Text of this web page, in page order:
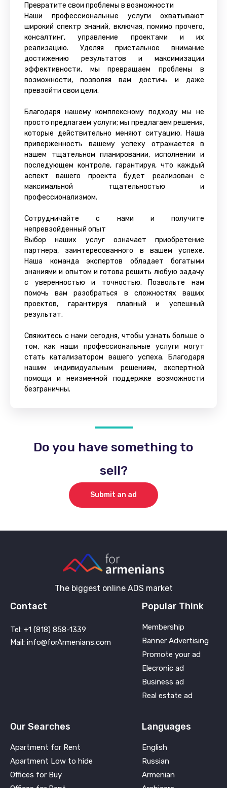
Превратите свои проблемы в возможности
Наши профессиональные услуги охватывают
широкий спектр знаний, включая, помимо прочего,
консалтинг, управление проектами и их
реализацию. Уделяя пристальное внимание
достижению результатов и максимизации
эффективности, мы превращаем проблемы в
возможности, позволяя вам достичь и даже
превзойти свои цели.
Благодаря нашему комплексному подходу мы не
просто предлагаем услуги; мы предлагаем решения,
которые действительно меняют ситуацию. Наша
приверженность вашему успеху отражается в
нашем тщательном планировании, исполнении и
последующем контроле, гарантируя, что каждый
аспект вашего проекта будет реализован с
максимальной тщательностью и
профессионализмом.
Сотрудничайте с нами и получите
непревзойденный опыт
Выбор наших услуг означает приобретение
партнера, заинтересованного в вашем успехе.
Наша команда экспертов обладает богатыми
знаниями и опытом и готова решить любую задачу
с уверенностью и точностью. Позвольте нам
помочь вам разобраться в сложностях ваших
проектов, гарантируя плавный и успешный
результат.
Свяжитесь с нами сегодня, чтобы узнать больше о
том, как наши профессиональные услуги могут
стать катализатором вашего успеха. Благодаря
нашим индивидуальным решениям, экспертной
помощи и неизменной поддержке возможности
безграничны.
Do you have something to
sell?
Submit an ad
The biggest online ADS market
Contact
Tel: +1 (818) 858-1339
Mail: info@forArmenians.com
Popular Think
Membership
Banner Advertising
Promote your ad
Elecronic ad
Business ad
Real estate ad
Our Searches
Apartment for Rent
Apartment Low to hide
Offices for Buy
Languages
English
Russian
Armenian